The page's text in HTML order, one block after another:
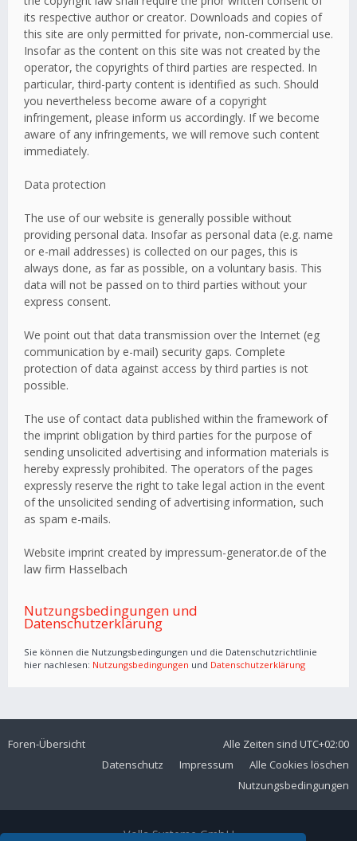
its respective author or creator. Downloads and copies of
this site are only permitted for private, non-commercial use.
Insofar as the content on this site was not created by the
operator, the copyrights of third parties are respected. In
particular, third-party content is identified as such. Should
you nevertheless become aware of a copyright
infringement, please inform us accordingly. If we become
aware of any infringements, we will remove such content
immediately.
Data protection
The use of our website is generally possible without
providing personal data. Insofar as personal data (e.g. name
or e-mail addresses) is collected on our pages, this is
always done, as far as possible, on a voluntary basis. This
data will not be passed on to third parties without your
express consent.
We point out that data transmission over the Internet (eg
communication by e-mail) security gaps. Complete
protection of data against access by third parties is not
possible.
The use of contact data published within the framework of
the imprint obligation by third parties for the purpose of
sending unsolicited advertising and information materials is
hereby expressly prohibited. The operators of the pages
expressly reserve the right to take legal action in the event
of the unsolicited sending of advertising information, such
as spam e-mails.
Website imprint created by impressum-generator.de of the
law firm Hasselbach
Nutzungsbedingungen und
Datenschutzerklärung
Sie können die Nutzungsbedingungen und die Datenschutzrichtlinie
hier nachlesen: Nutzungsbedingungen und Datenschutzerklärung
Foren-Übersicht Alle Zeiten sind UTC+02:00
Alle Cookies löschen
Impressum
Datenschutz
Nutzungsbedingungen
Volla Systeme GmbH